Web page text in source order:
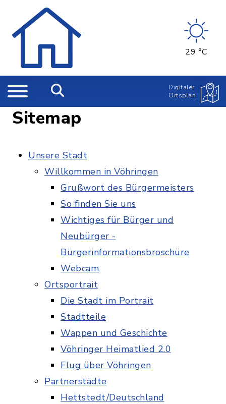
29 °C
Digitaler
Ortsplan
Sitemap
Unsere Stadt
Willkommen in Vöhringen
Grußwort des Bürgermeisters
So finden Sie uns
Wichtiges für Bürger und
Neubürger -
Bürgerinformationsbroschüre
Webcam
Ortsportrait
Die Stadt im Portrait
Stadtteile
Wappen und Geschichte
Vöhringer Heimatlied 2.0
Flug über Vöhringen
Partnerstädte
Hettstedt/Deutschland